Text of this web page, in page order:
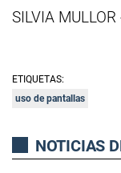
SILVIA
ETIQUETAS:
uso de pantallas
NOTICIAS